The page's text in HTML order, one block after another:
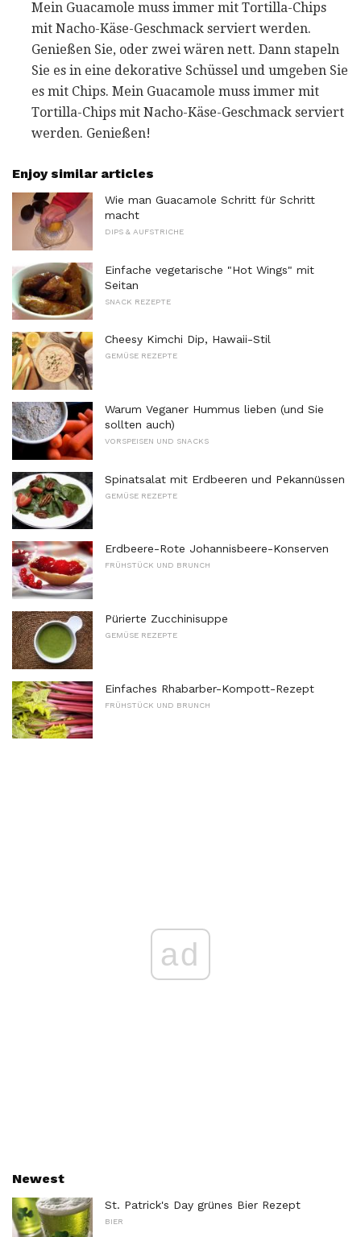
Mein Guacamole muss immer mit Tortilla-Chips
mit Nacho-Käse-Geschmack serviert werden.
Genießen Sie, oder zwei wären nett. Dann stapeln
Sie es in eine dekorative Schüssel und umgeben Sie
es mit Chips. Mein Guacamole muss immer mit
Tortilla-Chips mit Nacho-Käse-Geschmack serviert
werden. Genießen!
Enjoy similar articles
Wie man Guacamole Schritt für Schritt
macht
DIPS & AUFSTRICHE
Einfache vegetarische "Hot Wings" mit
Seitan
SNACK REZEPTE
Cheesy Kimchi Dip, Hawaii-Stil
GEMÜSE REZEPTE
Warum Veganer Hummus lieben (und Sie
sollten auch)
VORSPEISEN UND SNACKS
Spinatsalat mit Erdbeeren und Pekannüssen
GEMÜSE REZEPTE
Erdbeere-Rote Johannisbeere-Konserven
FRÜHSTÜCK UND BRUNCH
Pürierte Zucchinisuppe
GEMÜSE REZEPTE
Einfaches Rhabarber-Kompott-Rezept
FRÜHSTÜCK UND BRUNCH
ad
Newest
St. Patrick's Day grünes Bier Rezept
BIER